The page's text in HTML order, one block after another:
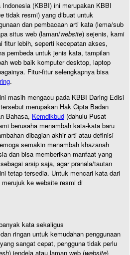
(KBBI) ini merupakan KBBI
tidak resmi) yang dibuat untuk
dan pembacaan arti kata (lema/sub
situs web (laman/website) sejenis, kami
fitur lebih, seperti kecepatan akses,
pembeda untuk jenis kata, tampilan
web baik komputer desktop, laptop
Fitur-fitur selengkapnya bisa
.
masih mengacu pada KBBI Daring Edisi
merupakan Hak Cipta Badan
Bahasa, Kemdikbud (dahulu Pusat
berusaha menambah kata-kata baru
dibagian akhir arti atau definisi
semakin menambah khazanah
dan bisa memberikan manfaat yang
arsip saja, agar pranala/tautan
tetap tersedia. Untuk mencari kata dari
ke website resmi di
kata sekaligus
ringan untuk kemudahan penggunaan
sangat cepat, pengguna tidak perlu
) jendela atau laman web (website)